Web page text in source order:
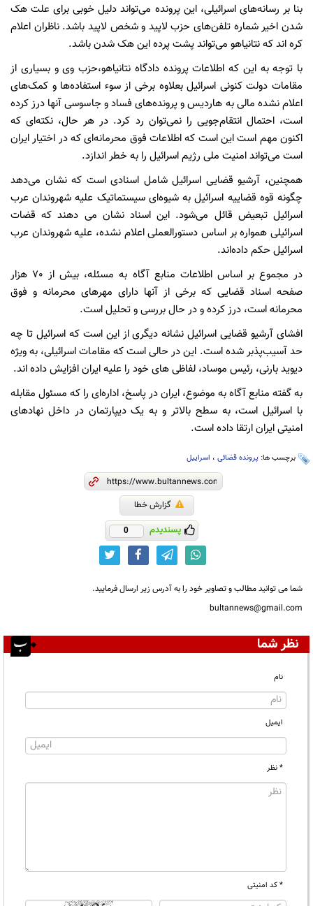
بنا بر رسانه‌های اسرائیلی، این پرونده می‌تواند دلیل خوبی برای علت هک
شدن اخیر شماره تلفن‌های حزب لاپید و شخص لاپید باشد. ناظران اعلام
کره اند که نتانیاهو می‌تواند پشت پرده این هک شدن باشد.
با توجه به این که اطلاعات پرونده دادگاه نتانیاهو،‌حزب وی و بسیاری از
مقامات دولت کنونی اسرائیل بعلاوه برخی از سوء استفاده‌ها و کمک‌های
اعلام نشده مالی به هاردیس و پرونده‌های فساد و جاسوسی آنها درز کرده
است،‌ احتمال انتقام‌جویی را نمی‌توان رد کرد. در هر حال، نکته‌ای که
اکنون مهم است این است که اطلاعات فوق محرمانه‌ای که در اختیار ایران
است می‌تواند امنیت ملی رژیم اسرائیل را به خطر اندازد.
همچنین، آرشیو قضایی اسرائیل شامل اسنادی است که نشان می‌دهد
چگونه قوه قضاییه اسرائیل به شیوه‌ای سیستماتیک علیه شهروندان عرب
اسرائیل تبعیض قائل می‌شود. این اسناد نشان می دهند که قضات
اسرائیلی همواره بر اساس دستورالعملی اعلام نشده، علیه شهروندان عرب
اسرائیل حکم داده‌اند.
در مجموع بر اساس اطلاعات منابع آگاه به مسئله، بیش از 70 هزار
صفحه اسناد قضایی که برخی از آنها دارای مهرهای محرمانه و فوق
محرمانه است، درز کرده و در حال بررسی و تحلیل است.
افشای آرشیو قضایی اسرائیل نشانه دیگری از این است که اسرائیل تا چه
حد آسیب‌پذبر شده است. این در حالی است که مقامات اسرائیلی، به ویژه
دیوید بارنی، رئیس موساد، لفاظی های خود را علیه ایران افزایش داده اند.
به گفته منابع آگاه به موضوع، ایران در پاسخ، اداره‌ای را که مسئول مقابله
با اسرائیل است، به سطح بالاتر و به یک دیپارتمان در داخل نهادهای
امنیتی ایران ارتقا داده است.
برچسب ها: پرونده قضائی ، اسراییل
گزارش خطا
پسندیدم 0
شما می توانید مطالب و تصاویر خود را به آدرس زیر ارسال فرمایید.
bultannews@gmail.com
نظر شما
نام
ایمیل
* نظر
* کد امنیتی